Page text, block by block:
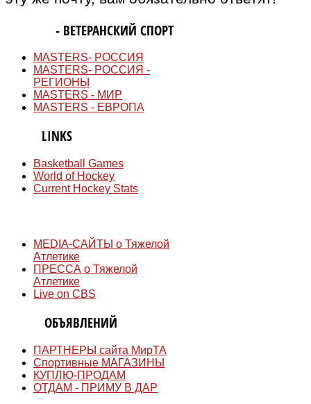
- ВЕТЕРАНСКИЙ СПОРТ
MASTERS- РОССИЯ
MASTERS- РОССИЯ -
РЕГИОНЫ
MASTERS - МИР
MASTERS - ЕВРОПА
LINKS
Basketball Games
World of Hockey
Current Hockey Stats
MEDIA-САЙТЫ о Тяжелой
Атлетике
ПРЕССА о Тяжелой
Атлетике
Live on CBS
ОБЪЯВЛЕНИЙ
ПАРТНЕРЫ сайта МирТА
Спортивные МАГАЗИНЫ
КУПЛЮ-ПРОДАМ
ОТДАМ - ПРИМУ В ДАР